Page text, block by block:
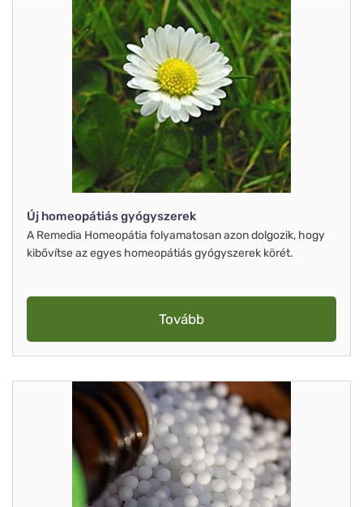
Új homeopátiás gyógyszerek
A Remedia Homeopátia folyamatosan azon dolgozik, hogy
kibővítse az egyes homeopátiás gyógyszerek körét.
Tovább